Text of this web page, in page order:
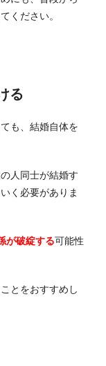
ください。
る
も、結婚自体を
人同士が結婚す
く必要がありま
が破綻する可能性
とをおすすめし